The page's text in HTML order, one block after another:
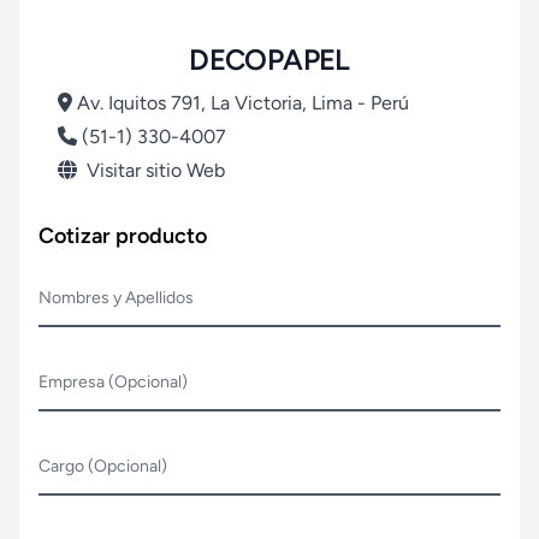
DECOPAPEL
Av. Iquitos 791, La Victoria, Lima - Perú
(51-1) 330-4007
Visitar sitio Web
Cotizar producto
Nombres y Apellidos
Empresa (Opcional)
Cargo (Opcional)